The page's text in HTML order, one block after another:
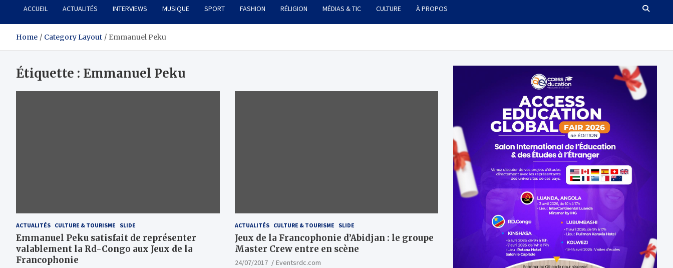
ACCUEIL ACTUALITÉS INTERVIEWS MUSIQUE SPORT FASHION RÉLIGION MÉDIAS & TIC CULTURE À PROPOS
Home Category Layout Emmanuel Peku
Étiquette : Emmanuel Peku
ACTUALITÉS CULTURE & TOURISME SLIDE
Emmanuel Peku satisfait de représenter
valablement la Rd-Congo aux Jeux de la
Francophonie
ACTUALITÉS CULTURE & TOURISME SLIDE
Jeux de la Francophonie d’Abidjan : le groupe
Master Crew entre en scène
24/07/2017
Eventsrdc.com